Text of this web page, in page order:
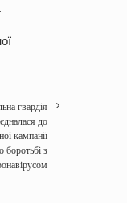
гвардія
до
кампанії
боротьбі з